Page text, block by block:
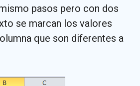
pasos pero con dos
se marcan los valores
que son diferentes a